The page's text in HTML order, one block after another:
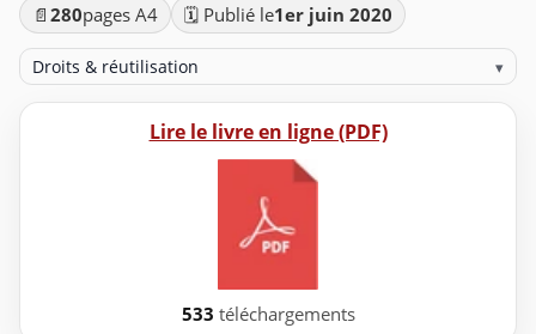
📄 280pages A4 🗓️ Publié le1er juin 2020
Droits & réutilisation ▾
Lire le livre en ligne (PDF)
533 téléchargements